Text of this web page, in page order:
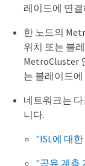
레이드에 연
한 노드의
위치 또는 블
MetroCluster
는 블레이드
네트워크는
니다.
"ISL에 대
"공유 계층